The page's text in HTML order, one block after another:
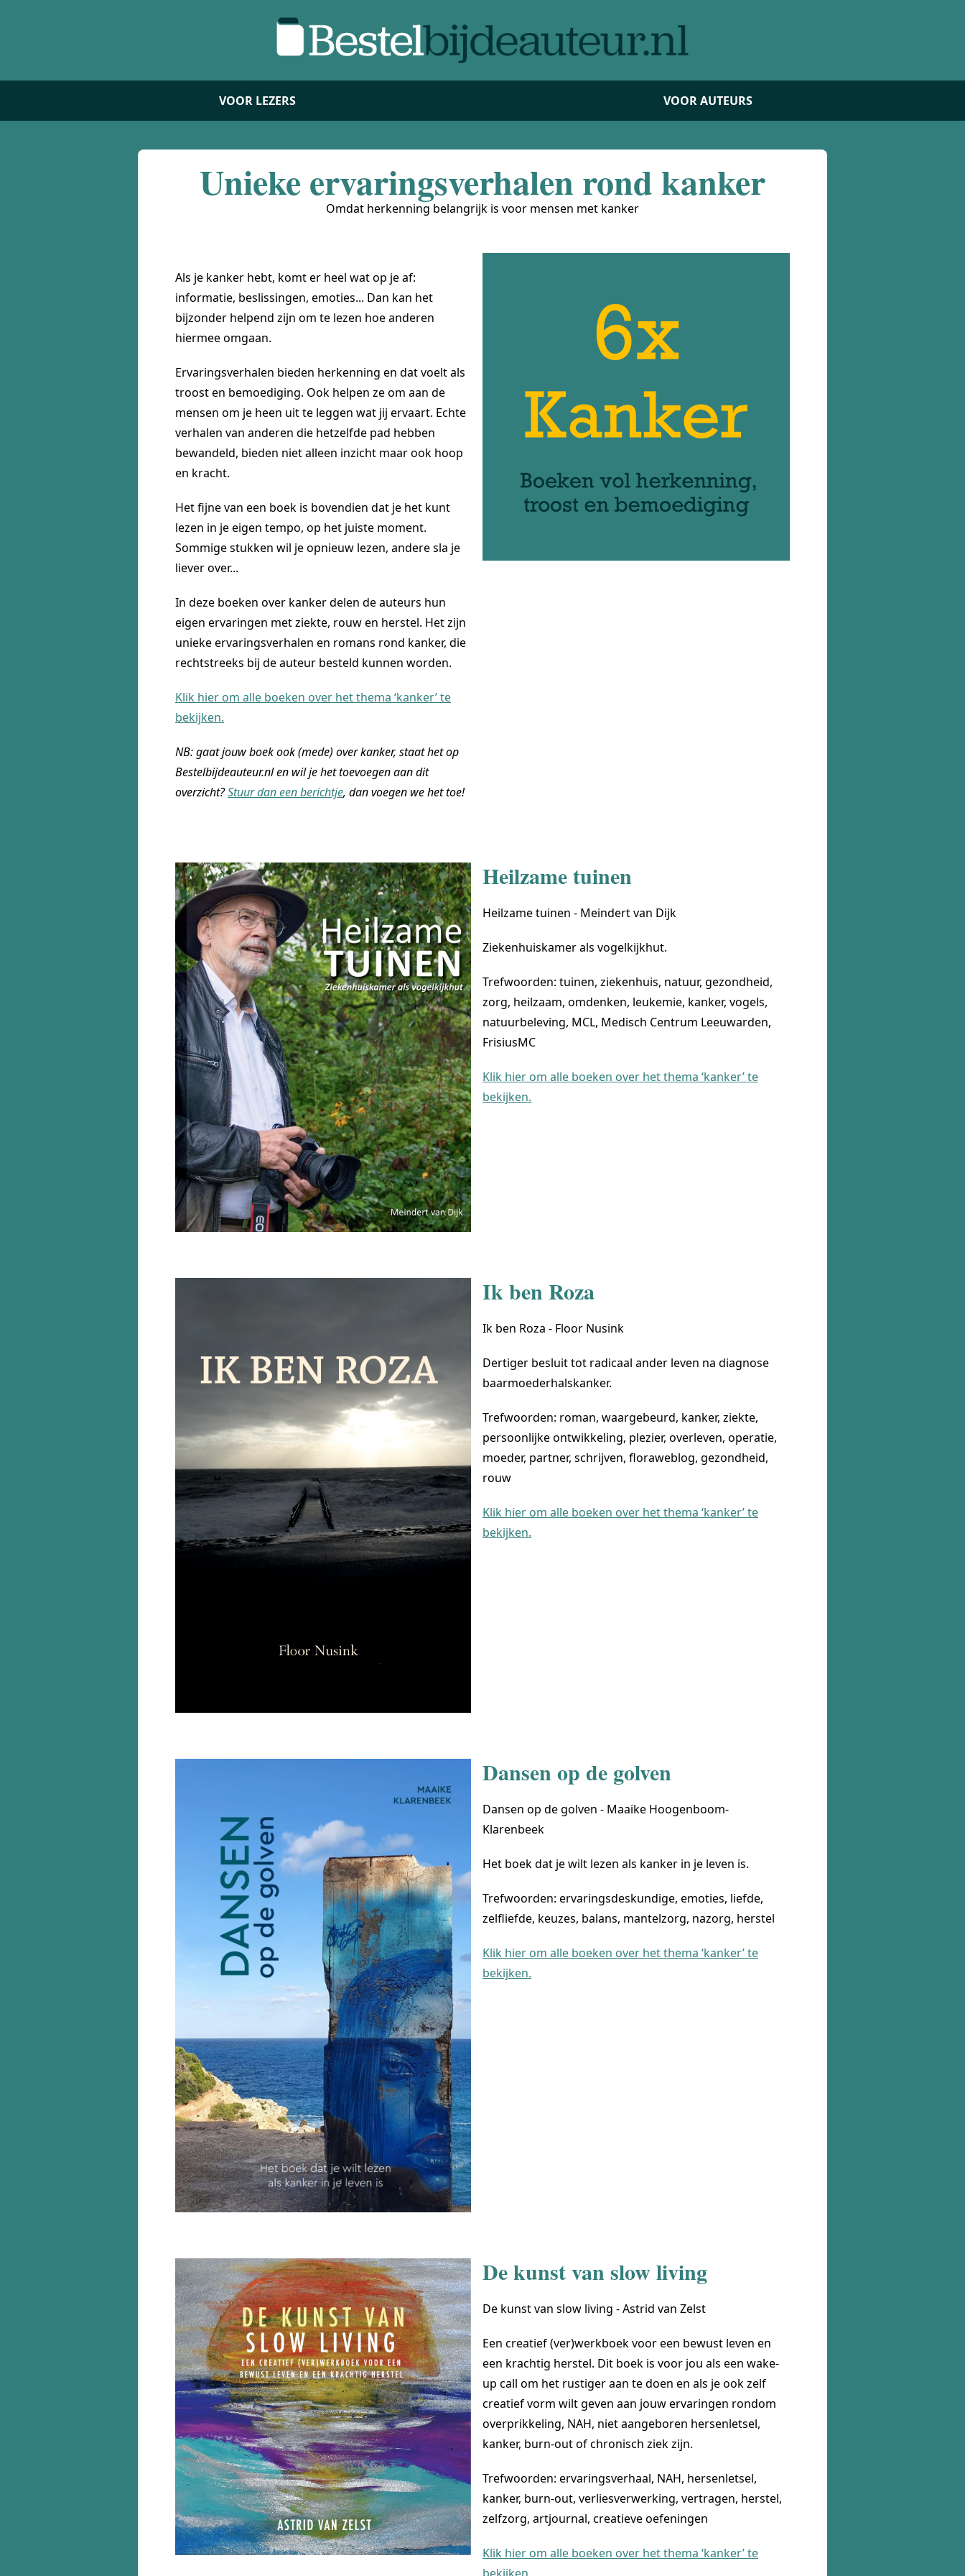
VOOR LEZERS VOOR AUTEURS
Unieke ervaringsverhalen rond kanker
Omdat herkenning belangrijk is voor mensen met kanker
Als je kanker hebt, komt er heel wat op je af:
informatie, beslissingen, emoties... Dan kan het
bijzonder helpend zijn om te lezen hoe anderen
hiermee omgaan.
Ervaringsverhalen bieden herkenning en dat voelt als
troost en bemoediging. Ook helpen ze om aan de
mensen om je heen uit te leggen wat jij ervaart. Echte
verhalen van anderen die hetzelfde pad hebben
bewandeld, bieden niet alleen inzicht maar ook hoop
en kracht.
Het fijne van een boek is bovendien dat je het kunt
lezen in je eigen tempo, op het juiste moment.
Sommige stukken wil je opnieuw lezen, andere sla je
liever over...
In deze boeken over kanker delen de auteurs hun
eigen ervaringen met ziekte, rouw en herstel. Het zijn
unieke ervaringsverhalen en romans rond kanker, die
rechtstreeks bij de auteur besteld kunnen worden.
Klik hier om alle boeken over het thema ‘kanker’ te
bekijken.
NB: gaat jouw boek ook (mede) over kanker, staat het op
Bestelbijdeauteur.nl en wil je het toevoegen aan dit
overzicht?Stuur dan een berichtje, dan voegen we het toe!
Heilzame tuinen
Heilzame tuinen - Meindert van Dijk
Ziekenhuiskamer als vogelkijkhut.
Trefwoorden: tuinen, ziekenhuis, natuur, gezondheid,
zorg, heilzaam, omdenken, leukemie, kanker, vogels,
natuurbeleving, MCL, Medisch Centrum Leeuwarden,
FrisiusMC
Klik hier om alle boeken over het thema ‘kanker’ te
bekijken.
Ik ben Roza
Ik ben Roza - Floor Nusink
Dertiger besluit tot radicaal ander leven na diagnose
baarmoederhalskanker.
Trefwoorden: roman, waargebeurd, kanker, ziekte,
persoonlijke ontwikkeling, plezier, overleven, operatie,
moeder, partner, schrijven, floraweblog, gezondheid,
rouw
Klik hier om alle boeken over het thema ‘kanker’ te
bekijken.
Dansen op de golven
Dansen op de golven - Maaike Hoogenboom-
Klarenbeek
Het boek dat je wilt lezen als kanker in je leven is.
Trefwoorden: ervaringsdeskundige, emoties, liefde,
zelfliefde, keuzes, balans, mantelzorg, nazorg, herstel
Klik hier om alle boeken over het thema ‘kanker’ te
bekijken.
De kunst van slow living
De kunst van slow living - Astrid van Zelst
Een creatief (ver)werkboek voor een bewust leven en
een krachtig herstel. Dit boek is voor jou als een wake-
up call om het rustiger aan te doen en als je ook zelf
creatief vorm wilt geven aan jouw ervaringen rondom
overprikkeling, NAH, niet aangeboren hersenletsel,
kanker, burn-out of chronisch ziek zijn.
Trefwoorden: ervaringsverhaal, NAH, hersenletsel,
kanker, burn-out, verliesverwerking, vertragen, herstel,
zelfzorg, artjournal, creatieve oefeningen
Klik hier om alle boeken over het thema ‘kanker’ te